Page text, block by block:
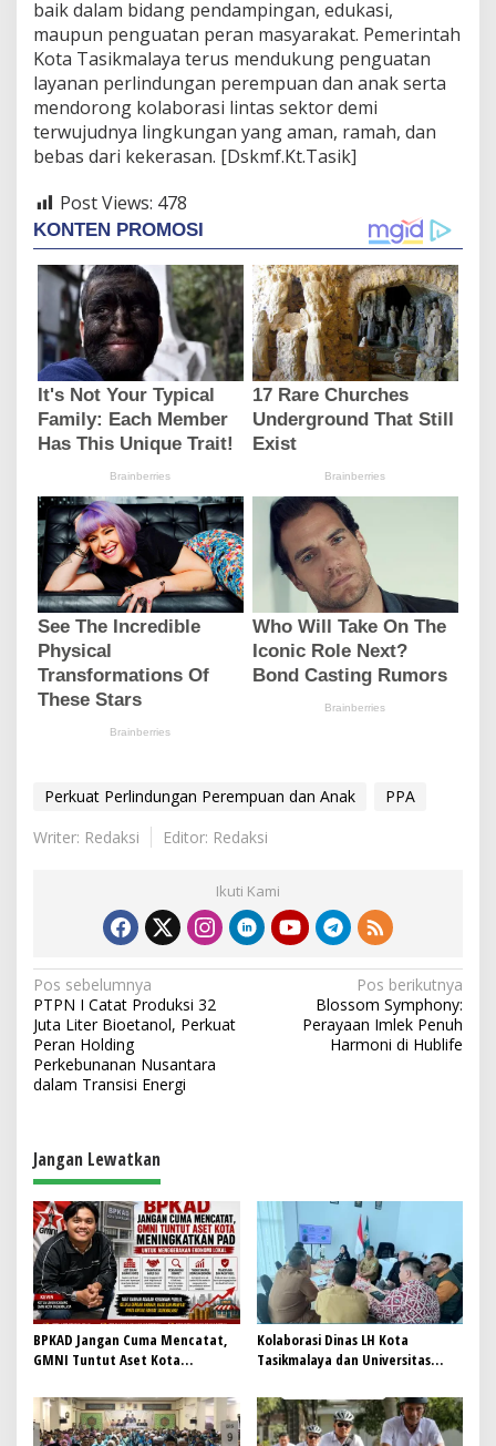
baik dalam bidang pendampingan, edukasi,
maupun penguatan peran masyarakat. Pemerintah
Kota Tasikmalaya terus mendukung penguatan
layanan perlindungan perempuan dan anak serta
mendorong kolaborasi lintas sektor demi
terwujudnya lingkungan yang aman, ramah, dan
bebas dari kekerasan. [Dskmf.Kt.Tasik]
Post Views: 478
Perkuat Perlindungan Perempuan dan Anak
PPA
Writer: Redaksi
Editor: Redaksi
Ikuti Kami
N
a
v
i
a
s
i
p
o
s
Pos sebelumnya
PTPN I Catat Produksi 32
Juta Liter Bioetanol, Perkuat
Peran Holding
Perkebunanan Nusantara
dalam Transisi Energi
Pos berikutnya
Blossom Symphony:
Perayaan Imlek Penuh
Harmoni di Hublife
Jangan Lewatkan
BPKAD Jangan Cuma Mencatat,
GMNI Tuntut Aset Kota
menggerakan Ekonomi Lokal
Kolaborasi Dinas LH Kota
Tasikmalaya dan Universitas
Pengelolaan Sampah
Berkelanjutan